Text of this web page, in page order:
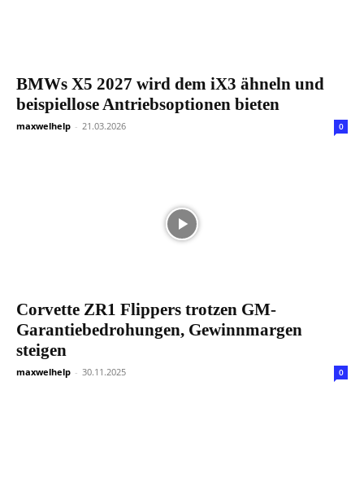
BMWs X5 2027 wird dem iX3 ähneln und
beispiellose Antriebsoptionen bieten
maxwelhelp - 21.03.2026 0
Corvette ZR1 Flippers trotzen GM-
Garantiebedrohungen, Gewinnmargen
steigen
maxwelhelp - 30.11.2025 0